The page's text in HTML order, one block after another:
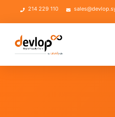
214 229 110